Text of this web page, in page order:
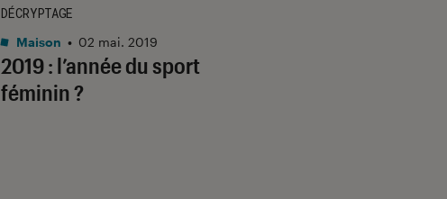
2019 : l’année du sport
féminin ?
DÉCRYPTAGE
Maison • 02 mai. 2019